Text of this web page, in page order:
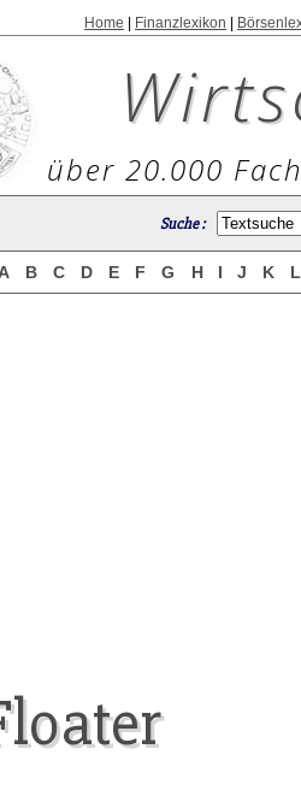
Home Finanzlexikon
über 20.000
Suche :
B C D E F G H I J K